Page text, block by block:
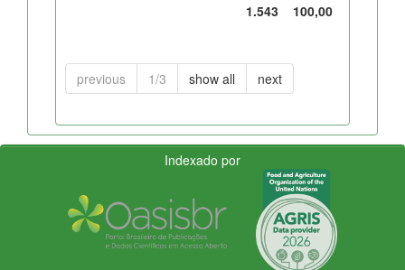
1.543
100,00
previous 1/3 show all next
Indexado por